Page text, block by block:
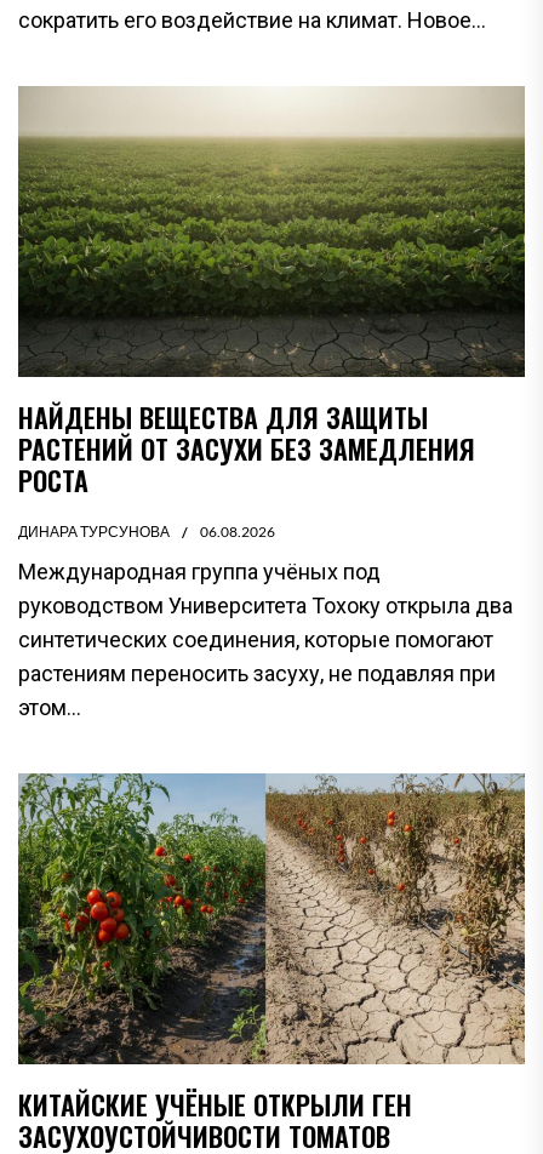
сократить его воздействие на климат. Новое...
НАЙДЕНЫ ВЕЩЕСТВА ДЛЯ ЗАЩИТЫ
РАСТЕНИЙ ОТ ЗАСУХИ БЕЗ ЗАМЕДЛЕНИЯ
РОСТА
ДИНАРА ТУРСУНОВА 06.08.2026
Международная группа учёных под
руководством Университета Тохоку открыла два
синтетических соединения, которые помогают
растениям переносить засуху, не подавляя при
этом...
КИТАЙСКИЕ УЧЁНЫЕ ОТКРЫЛИ ГЕН
ЗАСУХОУСТОЙЧИВОСТИ ТОМАТОВ